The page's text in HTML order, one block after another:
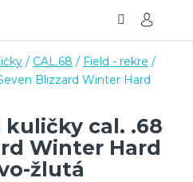
/ CAL.68 / Field - rekre /
Blizzard Winter Hard
cal. .68
Winter Hard
žlutá